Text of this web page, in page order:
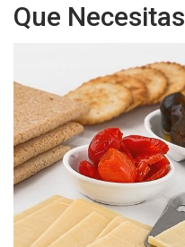
Que Necesitas